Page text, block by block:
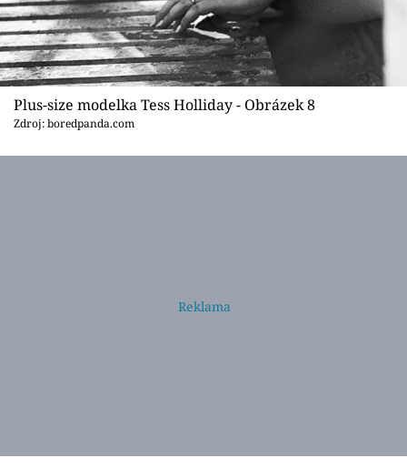
Plus-size modelka Tess Holliday - Obrázek 8
Zdroj: boredpanda.com